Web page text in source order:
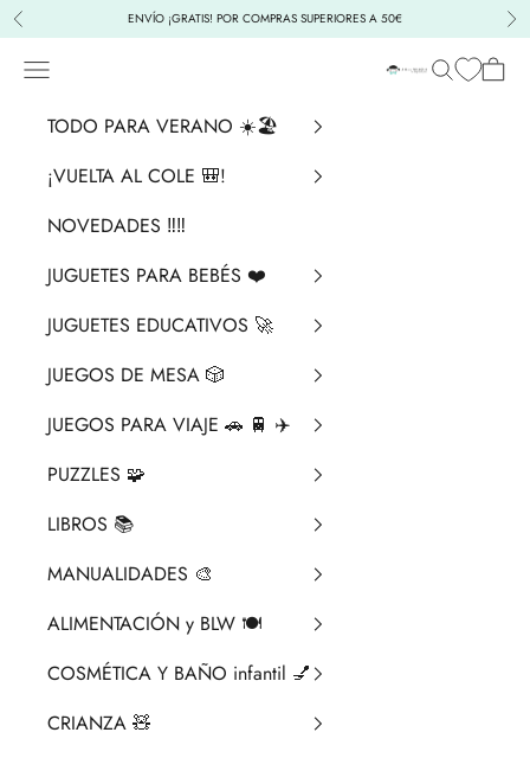
Ir al contenido
Anterior ENVÍO ¡GRATIS! POR COMPRAS SUPERIORES A 50€
La Chata
Menú BuscarCesta
TODO PARA VERANO ☀️🏖️
¡VUELTA AL COLE 🎒!
NOVEDADES ‼️​‼️​
JUGUETES PARA BEBÉS ❤️​
JUGUETES EDUCATIVOS 🚀
JUEGOS DE MESA 🎲
JUEGOS PARA VIAJE 🚗 🚆 ✈️
PUZZLES 🧩
LIBROS 📚​
MANUALIDADES 🎨​
ALIMENTACIÓN y BLW 🍽️
COSMÉTICA Y BAÑO infantil 💅
CRIANZA ​🧸​